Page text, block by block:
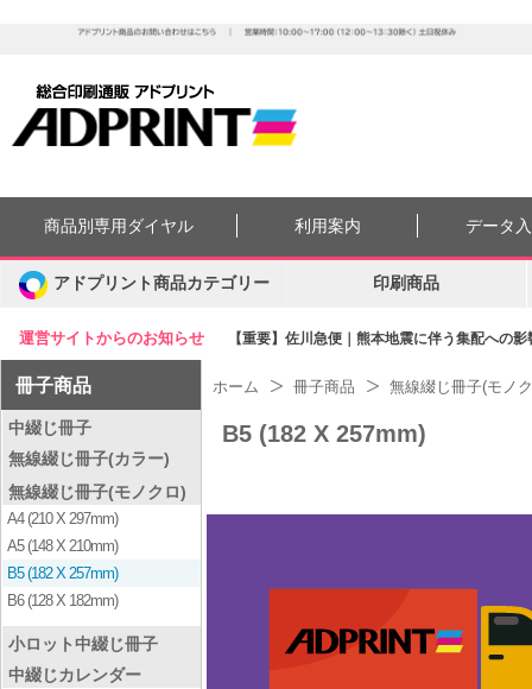
運営サイトからのお知らせ 【重要】佐川急便｜熊本地震に伴う集配への
商品別専用ダイヤル 利用案内 データ
アドプリント商品カテゴリー 印刷商品
冊子商品
中綴じ冊子
無線綴じ冊子(カラー)
無線綴じ冊子(モノクロ)
A4 (210 X 297mm)
A5 (148 X 210mm)
B5 (182 X 257mm)
B6 (128 X 182mm)
小ロット中綴じ冊子
中綴じカレンダー
ホーム 冊子商品 無線綴じ冊子(モノ
B5 (182 X 257mm)